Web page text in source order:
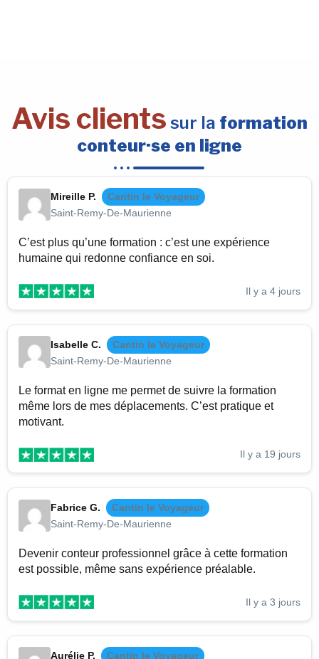
Avis clients sur la formation
conteur·se en ligne
Mireille P.
Cantin le Voyageur
Saint-Remy-De-Maurienne
C’est plus qu’une formation : c’est une expérience
humaine qui redonne confiance en soi.
Il y a 4 jours
Isabelle C.
Cantin le Voyageur
Saint-Remy-De-Maurienne
Le format en ligne me permet de suivre la formation
même lors de mes déplacements. C’est pratique et
motivant.
Il y a 19 jours
Fabrice G.
Cantin le Voyageur
Saint-Remy-De-Maurienne
Devenir conteur professionnel grâce à cette formation
est possible, même sans expérience préalable.
Il y a 3 jours
Aurélie P. Cantin le Voyageur